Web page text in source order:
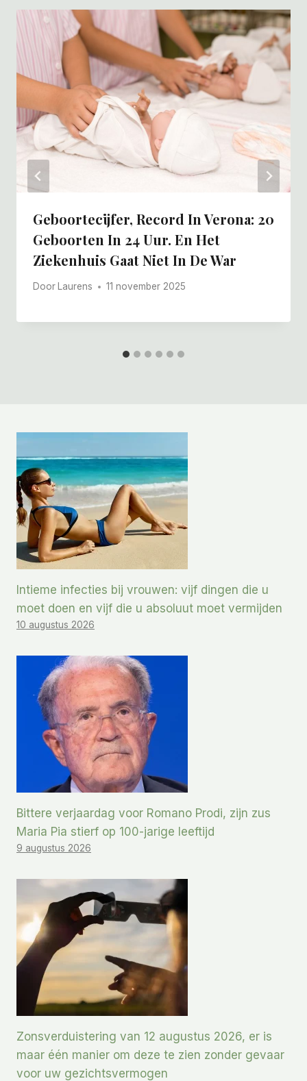
Geboortecijfer, Record In Verona: 20
Geboorten In 24 Uur. En Het
Ziekenhuis Gaat Niet In De War
Door Laurens 11 november 2025
Intieme infecties bij vrouwen: vijf dingen die u
moet doen en vijf die u absoluut moet vermijden
10 augustus 2026
Bittere verjaardag voor Romano Prodi, zijn zus
Maria Pia stierf op 100-jarige leeftijd
9 augustus 2026
Zonsverduistering van 12 augustus 2026, er is
maar één manier om deze te zien zonder gevaar
voor uw gezichtsvermogen